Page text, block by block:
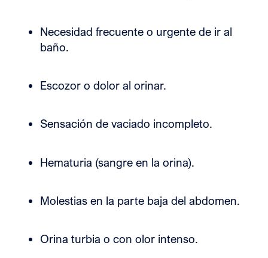
Necesidad frecuente o urgente de ir al
baño.
Escozor o dolor al orinar.
Sensación de vaciado incompleto.
Hematuria (sangre en la orina).
Molestias en la parte baja del abdomen.
Orina turbia o con olor intenso.